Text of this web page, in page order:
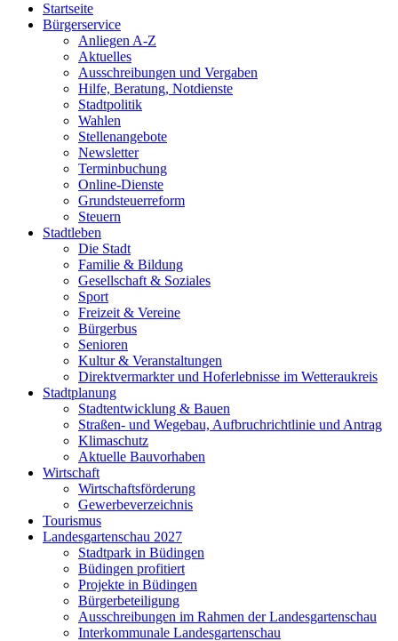
Startseite
Bürgerservice
Anliegen A-Z
Aktuelles
Ausschreibungen und Vergaben
Hilfe, Beratung, Notdienste
Stadtpolitik
Wahlen
Stellenangebote
Newsletter
Terminbuchung
Online-Dienste
Grundsteuerreform
Steuern
Stadtleben
Die Stadt
Familie & Bildung
Gesellschaft & Soziales
Sport
Freizeit & Vereine
Bürgerbus
Senioren
Kultur & Veranstaltungen
Direktvermarkter und Hoferlebnisse im Wetteraukreis
Stadtplanung
Stadtentwicklung & Bauen
Straßen- und Wegebau, Aufbruchrichtlinie und Antrag
Klimaschutz
Aktuelle Bauvorhaben
Wirtschaft
Wirtschaftsförderung
Gewerbeverzeichnis
Tourismus
Landesgartenschau 2027
Stadtpark in Büdingen
Büdingen profitiert
Projekte in Büdingen
Bürgerbeteiligung
Ausschreibungen im Rahmen der Landesgartenschau
Interkommunale Landesgartenschau